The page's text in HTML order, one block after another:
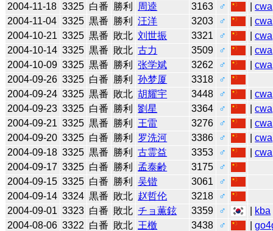
2004-11-18 3325 白番 勝利 周逵 3163 ♂ |cwa
2004-11-04 3325 黒番 勝利 汪洋 3203 ♂ |cwa
2004-10-21 3325 黒番 敗北 刘世振 3321 ♂ |cwa
2004-10-14 3325 黒番 敗北 古力 3509 ♂ |cwa
2004-10-09 3325 黒番 勝利 张学斌 3262 ♂ |cwa
2004-09-26 3325 白番 勝利 孙梦厦 3318
♂
2004-09-24 3325 黒番 敗北 胡耀宇 3448 ♂ |cwa
2004-09-23 3325 白番 勝利 劉星 3364 ♂ |cwa
2004-09-21 3325 黒番 勝利 王雷 3276 ♂ |cwa
2004-09-20 3325 白番 勝利 罗洗河 3386 ♂ |cwa
2004-09-18 3325 黒番 勝利 古霊益 3353 ♂ |cwa
2004-09-17 3325 白番 勝利 孟泰齢 3175
♂
2004-09-15 3325 白番 勝利 吴锴 3061
♂
2004-09-14 3324 黒番 敗北 赵哲伦 3218
♂
2004-09-01 3323 白番 敗北 チョ薫鉉 3359 ♂ kba
2004-08-06 3322 白番 敗北 王檄 3438 ♂ |